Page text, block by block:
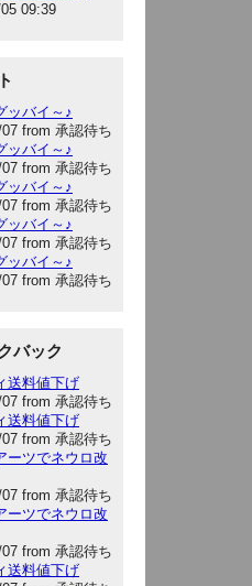
09:39
ッバイ～♪
from 承認待ち
ッバイ～♪
from 承認待ち
ッバイ～♪
from 承認待ち
ッバイ～♪
from 承認待ち
ッバイ～♪
from 承認待ち
バック
送料値下げ
from 承認待ち
送料値下げ
from 承認待ち
ーツでネウロ改
from 承認待ち
ーツでネウロ改
from 承認待ち
送料値下げ